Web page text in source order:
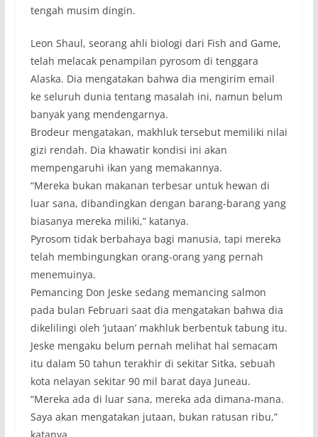
tengah musim dingin.
Leon Shaul, seorang ahli biologi dari Fish and Game,
telah melacak penampilan pyrosom di tenggara
Alaska. Dia mengatakan bahwa dia mengirim email
ke seluruh dunia tentang masalah ini, namun belum
banyak yang mendengarnya.
Brodeur mengatakan, makhluk tersebut memiliki nilai
gizi rendah. Dia khawatir kondisi ini akan
mempengaruhi ikan yang memakannya.
“Mereka bukan makanan terbesar untuk hewan di
luar sana, dibandingkan dengan barang-barang yang
biasanya mereka miliki,” katanya.
Pyrosom tidak berbahaya bagi manusia, tapi mereka
telah membingungkan orang-orang yang pernah
menemuinya.
Pemancing Don Jeske sedang memancing salmon
pada bulan Februari saat dia mengatakan bahwa dia
dikelilingi oleh ‘jutaan’ makhluk berbentuk tabung itu.
Jeske mengaku belum pernah melihat hal semacam
itu dalam 50 tahun terakhir di sekitar Sitka, sebuah
kota nelayan sekitar 90 mil barat daya Juneau.
“Mereka ada di luar sana, mereka ada dimana-mana.
Saya akan mengatakan jutaan, bukan ratusan ribu,”